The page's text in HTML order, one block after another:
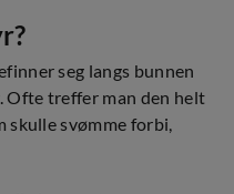
seg langs bunnen
Ofte treffer man den helt
skulle svømme forbi,